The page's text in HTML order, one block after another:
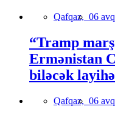
Qafqaz, 06
“Tramp
Ermənistan
biləcək
Qafqaz, 06